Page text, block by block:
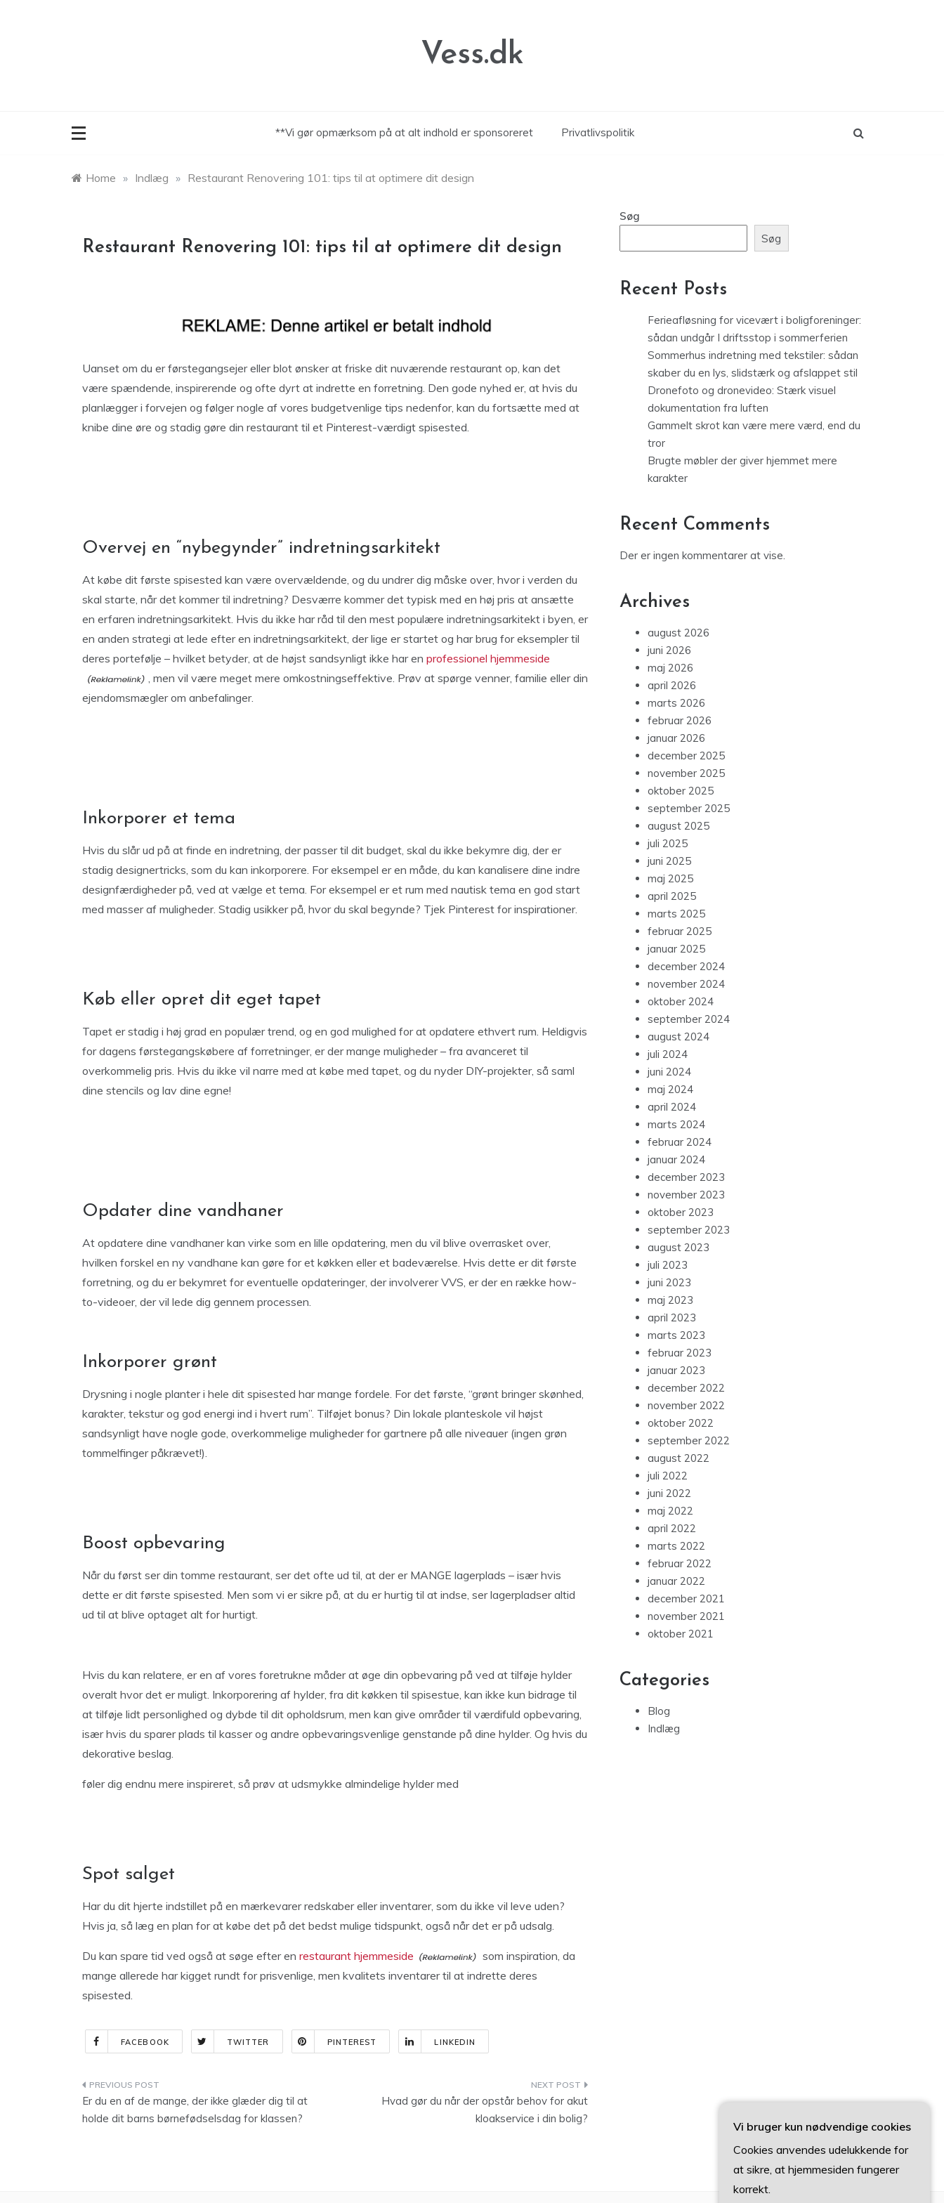
Vess.dk
**Vi gør opmærksom på at alt indhold er sponsoreret Privatlivspolitik
Home » Indlæg » Restaurant Renovering 101: tips til at optimere dit design
Restaurant Renovering 101: tips til at optimere dit design
Uanset om du er førstegangsejer eller blot ønsker at friske dit nuværende restaurant op, kan det
være spændende, inspirerende og ofte dyrt at indrette en forretning. Den gode nyhed er, at hvis du
planlægger i forvejen og følger nogle af vores budgetvenlige tips nedenfor, kan du fortsætte med at
knibe dine øre og stadig gøre din restaurant til et Pinterest-værdigt spisested.
Overvej en “nybegynder” indretningsarkitekt
At købe dit første spisested kan være overvældende, og du undrer dig måske over, hvor i verden du
skal starte, når det kommer til indretning? Desværre kommer det typisk med en høj pris at ansætte
en erfaren indretningsarkitekt. Hvis du ikke har råd til den mest populære indretningsarkitekt i byen, er
en anden strategi at lede efter en indretningsarkitekt, der lige er startet og har brug for eksempler til
deres portefølje – hvilket betyder, at de højst sandsynligt ikke har en professionel hjemmeside
, men vil være meget mere omkostningseffektive. Prøv at spørge venner, familie eller din
ejendomsmægler om anbefalinger.
Inkorporer et tema
Hvis du slår ud på at finde en indretning, der passer til dit budget, skal du ikke bekymre dig, der er
stadig designertricks, som du kan inkorporere. For eksempel er en måde, du kan kanalisere dine indre
designfærdigheder på, ved at vælge et tema. For eksempel er et rum med nautisk tema en god start
med masser af muligheder. Stadig usikker på, hvor du skal begynde? Tjek Pinterest for inspirationer.
Køb eller opret dit eget tapet
Tapet er stadig i høj grad en populær trend, og en god mulighed for at opdatere ethvert rum. Heldigvis
for dagens førstegangskøbere af forretninger, er der mange muligheder – fra avanceret til
overkommelig pris. Hvis du ikke vil narre med at købe med tapet, og du nyder DIY-projekter, så saml
dine stencils og lav dine egne!
Opdater dine vandhaner
At opdatere dine vandhaner kan virke som en lille opdatering, men du vil blive overrasket over,
hvilken forskel en ny vandhane kan gøre for et køkken eller et badeværelse. Hvis dette er dit første
forretning, og du er bekymret for eventuelle opdateringer, der involverer VVS, er der en række how-
to-videoer, der vil lede dig gennem processen.
Inkorporer grønt
Drysning i nogle planter i hele dit spisested har mange fordele. For det første, “grønt bringer skønhed,
karakter, tekstur og god energi ind i hvert rum”. Tilføjet bonus? Din lokale planteskole vil højst
sandsynligt have nogle gode, overkommelige muligheder for gartnere på alle niveauer (ingen grøn
tommelfinger påkrævet!).
Boost opbevaring
Når du først ser din tomme restaurant, ser det ofte ud til, at der er MANGE lagerplads – især hvis
dette er dit første spisested. Men som vi er sikre på, at du er hurtig til at indse, ser lagerpladser altid
ud til at blive optaget alt for hurtigt.
Hvis du kan relatere, er en af ​​vores foretrukne måder at øge din opbevaring på ved at tilføje hylder
overalt hvor det er muligt. Inkorporering af hylder, fra dit køkken til spisestue, kan ikke kun bidrage til
at tilføje lidt personlighed og dybde til dit opholdsrum, men kan give områder til værdifuld opbevaring,
især hvis du sparer plads til kasser og andre opbevaringsvenlige genstande på dine hylder. Og hvis du
dekorative beslag.
føler dig endnu mere inspireret, så prøv at udsmykke almindelige hylder med
Spot salget
Har du dit hjerte indstillet på en mærkevarer redskaber eller inventarer, som du ikke vil leve uden?
Hvis ja, så læg en plan for at købe det på det bedst mulige tidspunkt, også når det er på udsalg.
Du kan spare tid ved også at søge efter en restaurant hjemmeside
som inspiration, da
mange allerede har kigget rundt for prisvenlige, men kvalitets inventarer til at indrette deres
spisested.
FACEBOOK TWITTER PINTEREST LINKEDIN
Indlægsnavigation
Er du en af de mange, der ikke glæder dig til at
holde dit barns børnefødselsdag for klassen?
Hvad gør du når der opstår behov for akut
kloakservice i din bolig?
Søg
Søg
Recent Posts
Ferieafløsning for vicevært i boligforeninger:
sådan undgår I driftsstop i sommerferien
Sommerhus indretning med tekstiler: sådan
skaber du en lys, slidstærk og afslappet stil
Dronefoto og dronevideo: Stærk visuel
dokumentation fra luften
Gammelt skrot kan være mere værd, end du
tror
Brugte møbler der giver hjemmet mere
karakter
Recent Comments
Der er ingen kommentarer at vise.
Archives
august 2026
juni 2026
maj 2026
april 2026
marts 2026
februar 2026
januar 2026
december 2025
november 2025
oktober 2025
september 2025
august 2025
juli 2025
juni 2025
maj 2025
april 2025
marts 2025
februar 2025
januar 2025
december 2024
november 2024
oktober 2024
september 2024
august 2024
juli 2024
juni 2024
maj 2024
april 2024
marts 2024
februar 2024
januar 2024
december 2023
november 2023
oktober 2023
september 2023
august 2023
juli 2023
juni 2023
maj 2023
april 2023
marts 2023
februar 2023
januar 2023
december 2022
november 2022
oktober 2022
september 2022
august 2022
juli 2022
juni 2022
maj 2022
april 2022
marts 2022
februar 2022
januar 2022
december 2021
november 2021
oktober 2021
Categories
Blog
Indlæg
Vi bruger kun nødvendige cookies
Cookies anvendes udelukkende for
at sikre, at hjemmesiden fungerer
korrekt.